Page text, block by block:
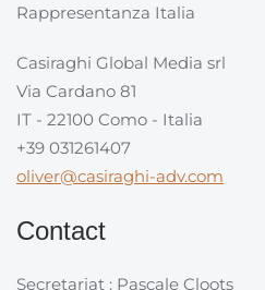
Rappresentanza Italia
Casiraghi Global Media srl
Via Cardano 81
IT - 22100 Como - Italia
+39 031261407
oliver@casiraghi-adv.com
Contact
Secretariat : Pascale Cloots